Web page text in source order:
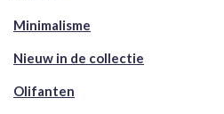
Minimalisme
Nieuw in de collectie
Olifanten